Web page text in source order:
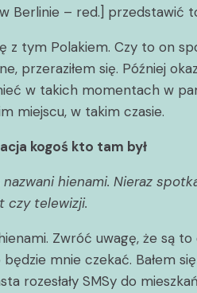
Berlinie – red.] przedstawić
z tym Polakiem. Czy to on
przeraziłem się. Później
w takich momentach w
miejscu, w takim czasie.
kogoś kto tam był
hienami. Nieraz
czy telewizji.
Zwróć uwagę, że
mnie czekać. Bałem
rozesłały SMSy do